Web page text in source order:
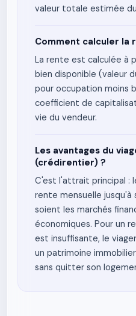
valeur totale estimée
Comment calculer la
La rente est calculée à
bien disponible (valeur
pour occupation moins
coefficient de
vie du vendeur.
Les avantages du
(crédirentier) ?
C'est l'attrait principal :
rente mensuelle jusqu'à
soient les marchés
économiques. Pour un
est insuffisante, le
un patrimoine
sans quitter son